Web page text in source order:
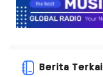
Berita